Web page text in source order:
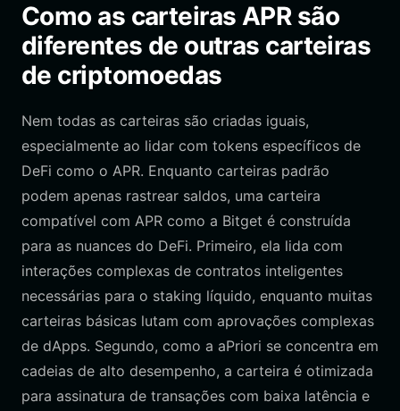
Como as carteiras APR são
diferentes de outras carteiras
de criptomoedas
Nem todas as carteiras são criadas iguais,
especialmente ao lidar com tokens específicos de
DeFi como o APR. Enquanto carteiras padrão
podem apenas rastrear saldos, uma carteira
compatível com APR como a Bitget é construída
para as nuances do DeFi. Primeiro, ela lida com
interações complexas de contratos inteligentes
necessárias para o staking líquido, enquanto muitas
carteiras básicas lutam com aprovações complexas
de dApps. Segundo, como a aPriori se concentra em
cadeias de alto desempenho, a carteira é otimizada
para assinatura de transações com baixa latência e